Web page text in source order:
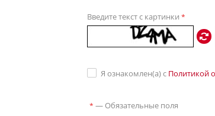
Введите текст с картинки *
Я ознакомлен(а) с Политикой
* — Обязательные поля